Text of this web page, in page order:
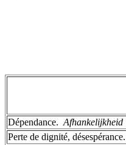
Dépendance. ­ Afhankelijkheid
Perte de dignité, désespérance. ­